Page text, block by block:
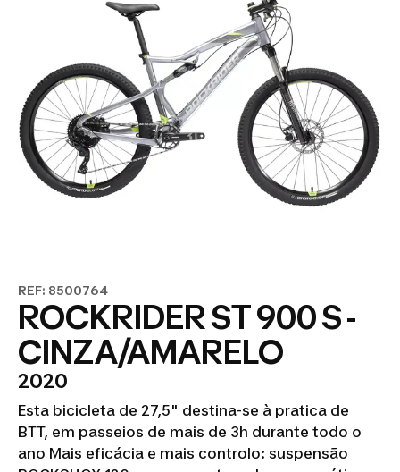
REF: 8500764
ROCKRIDER ST 900 S -
CINZA/AMARELO
2020
Esta bicicleta de 27,5" destina-se à pratica de
BTT, em passeios de mais de 3h durante todo o
ano Mais eficácia e mais controlo: suspensão